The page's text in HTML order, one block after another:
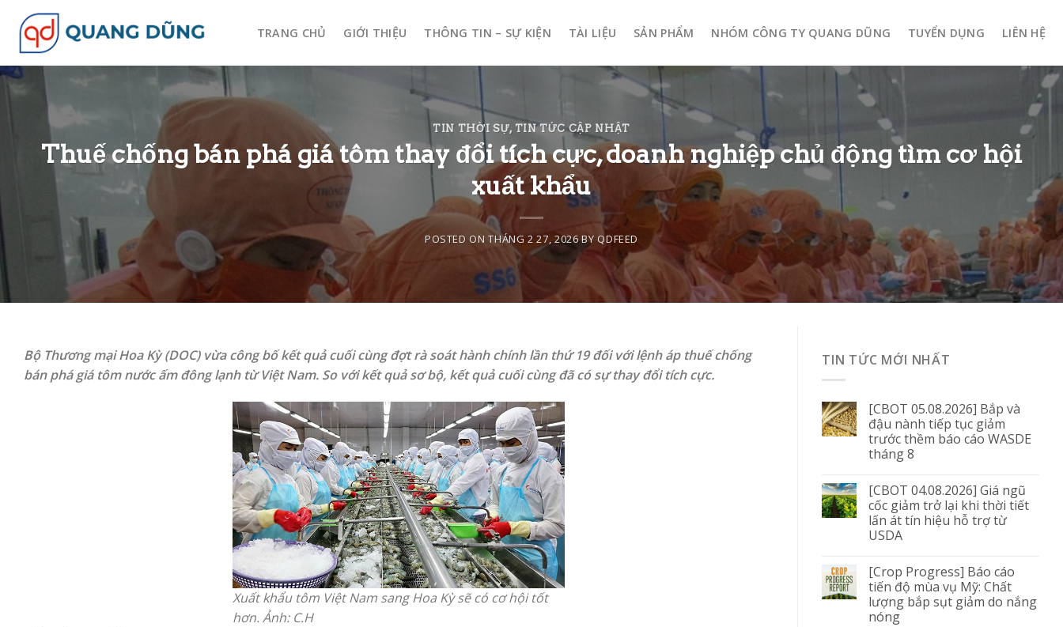
content
TRANG CHỦ GIỚI THIỆU THÔNG TIN – SỰ KIỆN TÀI LIỆU SẢN PHẨM NHÓM CÔNG TY QUANG DŨNG TUYỂN DỤNG LIÊN HỆ
TIN THỜI SỰ, TIN TỨC CẬP NHẬT
Thuế chống bán phá giá tôm thay đổi tích cực, doanh nghiệp chủ động tìm cơ hội
xuất khẩu
POSTED ONTHÁNG 2 27, 2026BYQDFEED
Bộ Thương mại Hoa Kỳ (DOC) vừa công bố kết quả cuối cùng đợt rà soát hành chính lần thứ 19 đối với lệnh áp thuế chống
bán phá giá tôm nước ấm đông lạnh từ Việt Nam. So với kết quả sơ bộ, kết quả cuối cùng đã có sự thay đổi tích cực.
Xuất khẩu tôm Việt Nam sang Hoa Kỳ sẽ có cơ hội tốt
hơn. Ảnh: C.H
TIN TỨC MỚI NHẤT
[CBOT 05.08.2026] Bắp và
đậu nành tiếp tục giảm
trước thềm báo cáo WASDE
tháng 8
[CBOT 04.08.2026] Giá ngũ
cốc giảm trở lại khi thời tiết
lấn át tín hiệu hỗ trợ từ
USDA
[Crop Progress] Báo cáo
tiến độ mùa vụ Mỹ: Chất
lượng bắp sụt giảm do nắng
nóng